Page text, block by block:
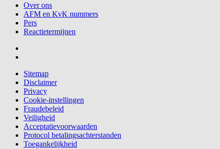
Over ons
AFM en KvK nummers
Pers
Reactietermijnen
Sitemap
Disclaimer
Privacy
Cookie-instellingen
Fraudebeleid
Veiligheid
Acceptatievoorwaarden
Protocol betalingsachterstanden
Toegankelijkheid